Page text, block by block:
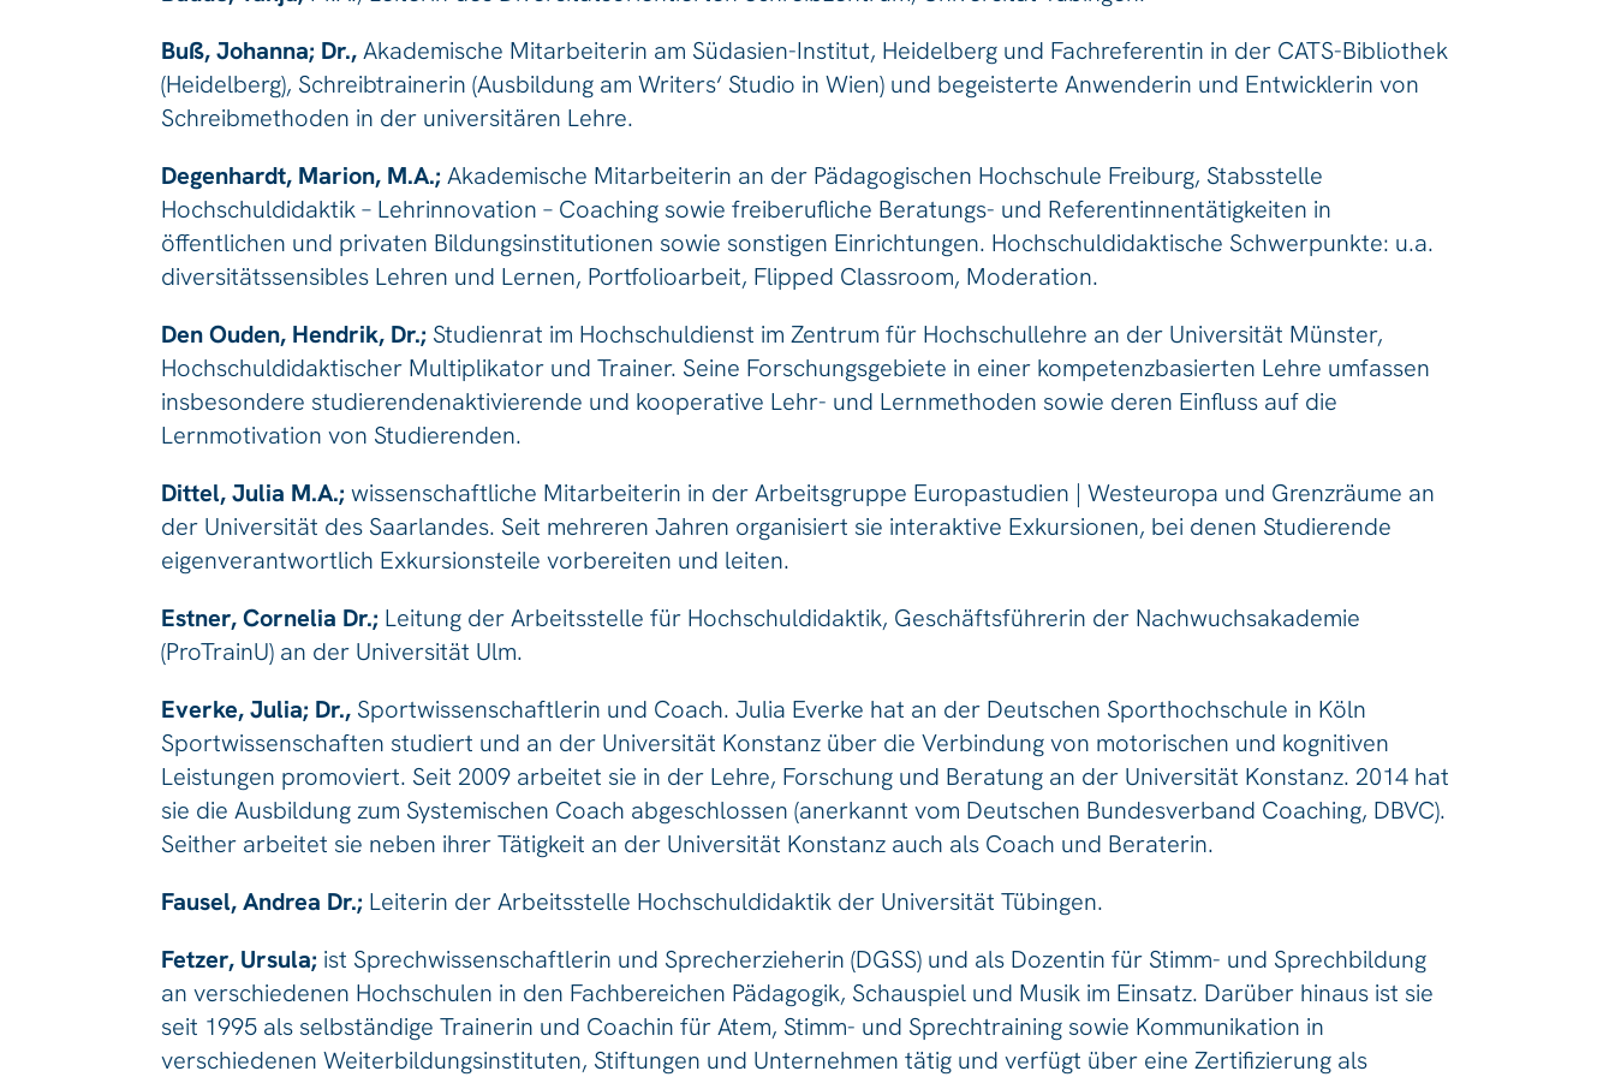
Buß, Johanna; Dr.,Akademische Mitarbeiterin am Südasien-Institut, Heidelberg und Fachreferentin in der CATS-Bibliothek
(Heidelberg), Schreibtrainerin (Ausbildung am Writers‘ Studio in Wien) und begeisterte Anwenderin und Entwicklerin von
Schreibmethoden in der universitären Lehre.
Degenhardt, Marion, M.A.;Akademische Mitarbeiterin an der Pädagogischen Hochschule Freiburg, Stabsstelle
Hochschuldidaktik – Lehrinnovation – Coaching sowie freiberufliche Beratungs- und Referentinnentätigkeiten in
öffentlichen und privaten Bildungsinstitutionen sowie sonstigen Einrichtungen. Hochschuldidaktische Schwerpunkte: u.a.
diversitätssensibles Lehren und Lernen, Portfolioarbeit, Flipped Classroom, Moderation.
Den Ouden, Hendrik, Dr.; Studienrat im Hochschuldienst im Zentrum für Hochschullehre an der Universität Münster,
Hochschuldidaktischer Multiplikator und Trainer. Seine Forschungsgebiete in einer kompetenzbasierten Lehre umfassen
insbesondere studierendenaktivierende und kooperative Lehr- und Lernmethoden sowie deren Einfluss auf die
Lernmotivation von Studierenden.
Dittel, Julia M.A.;wissenschaftliche Mitarbeiterin in der Arbeitsgruppe Europastudien | Westeuropa und Grenzräume an
der Universität des Saarlandes. Seit mehreren Jahren organisiert sie interaktive Exkursionen, bei denen Studierende
eigenverantwortlich Exkursionsteile vorbereiten und leiten.
Estner, Cornelia Dr.; Leitung der Arbeitsstelle für Hochschuldidaktik, Geschäftsführerin der Nachwuchsakademie
(ProTrainU) an der Universität Ulm.
Everke, Julia; Dr., Sportwissenschaftlerin und Coach. Julia Everke hat an der Deutschen Sporthochschule in Köln
Sportwissenschaften studiert und an der Universität Konstanz über die Verbindung von motorischen und kognitiven
Leistungen promoviert. Seit 2009 arbeitet sie in der Lehre, Forschung und Beratung an der Universität Konstanz. 2014 hat
sie die Ausbildung zum Systemischen Coach abgeschlossen (anerkannt vom Deutschen Bundesverband Coaching, DBVC).
Seither arbeitet sie neben ihrer Tätigkeit an der Universität Konstanz auch als Coach und Beraterin.
Fausel, Andrea Dr.; Leiterin der Arbeitsstelle Hochschuldidaktik der Universität Tübingen.
Fetzer, Ursula; ist Sprechwissenschaftlerin und Sprecherzieherin (DGSS) und als Dozentin für Stimm- und Sprechbildung
an verschiedenen Hochschulen in den Fachbereichen Pädagogik, Schauspiel und Musik im Einsatz. Darüber hinaus ist sie
seit 1995 als selbständige Trainerin und Coachin für Atem, Stimm- und Sprechtraining sowie Kommunikation in
verschiedenen Weiterbildungsinstituten, Stiftungen und Unternehmen tätig und verfügt über eine Zertifizierung als